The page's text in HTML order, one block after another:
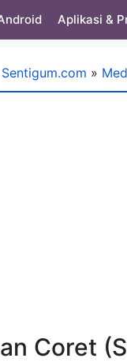
Aplikasi &
Sentigum.com »
Coret